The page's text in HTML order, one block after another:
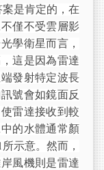
是肯定的，在
僅不受雲層影
學衛星而言，
這是因為雷達
發射特定波長
號會如鏡面反
雷達接收到較
的水體通常顏
示意。然而，
風機則是雷達